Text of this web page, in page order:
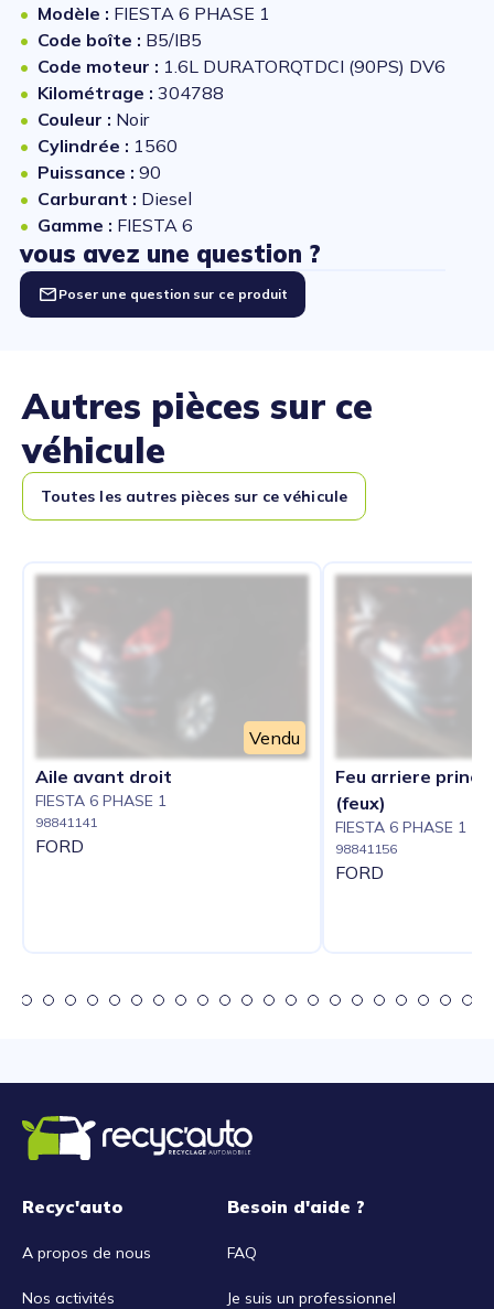
Modèle : FIESTA 6 PHASE 1
Code boîte : B5/IB5
Code moteur : 1.6L DURATORQTDCI (90PS) DV6
Kilométrage : 304788
Couleur : Noir
Cylindrée : 1560
Puissance : 90
Carburant : Diesel
Gamme : FIESTA 6
vous avez une question ?
Poser une question sur ce produit
Autres pièces sur ce
véhicule
Toutes les autres pièces sur ce véhicule
Vendu
Aile avant droit
FIESTA 6 PHASE 1
98841141
FORD
Feu arriere
(feux)
FIESTA 6 PHASE 1
98841156
FORD
Recyc'auto
A propos de nous
Nos activités
Besoin d'aide ?
FAQ
Je suis un professionnel